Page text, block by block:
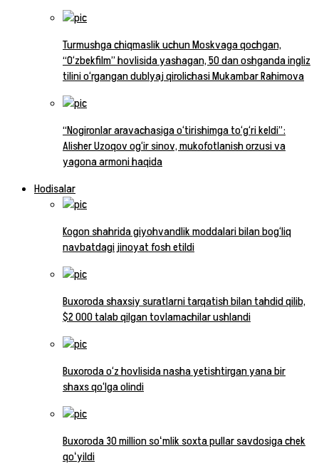
Turmushga chiqmaslik uchun Moskvaga qochgan,
“O‘zbekfilm” hovlisida yashagan, 50 dan oshganda ingliz
tilini o‘rgangan dublyaj qirolichasi Mukambar Rahimova
“Nogironlar aravachasiga o‘tirishimga to‘g‘ri keldi”:
Alisher Uzoqov og‘ir sinov, mukofotlanish orzusi va
yagona armoni haqida
Hodisalar
Kogon shahrida giyohvandlik moddalari bilan bog‘liq
navbatdagi jinoyat fosh etildi
Buxoroda shaxsiy suratlarni tarqatish bilan tahdid qilib,
$2 000 talab qilgan tovlamachilar ushlandi
Buxoroda o‘z hovlisida nasha yetishtirgan yana bir
shaxs qo‘lga olindi
Buxoroda 30 million soʻmlik soxta pullar savdosiga chek
qoʻyildi